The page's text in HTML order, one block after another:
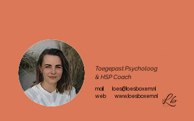
Toegepast Psycholoog
&HSP Coach
mail
loes@loesboxem.nl
web www.loesboxem.nl